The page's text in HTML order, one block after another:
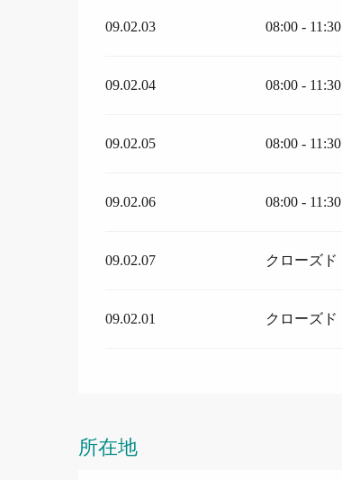
09.02.03 08:00 - 11:30
09.02.04 08:00 - 11:30
09.02.05 08:00 - 11:30
09.02.06 08:00 - 11:30
09.02.07 クローズド
09.02.01 クローズド
所在地